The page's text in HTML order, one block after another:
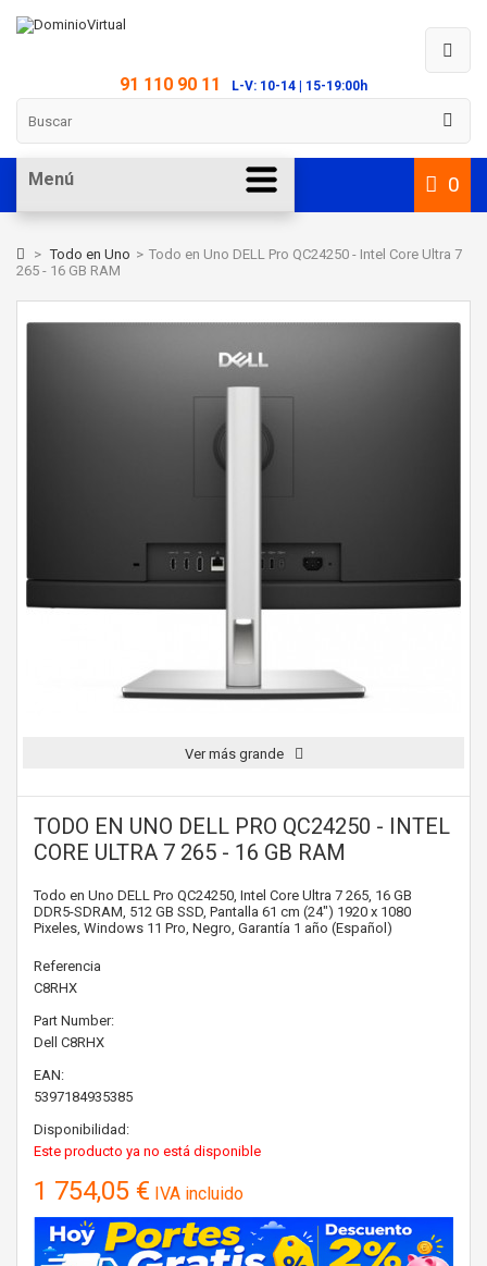
91 110 90 11 L-V: 10-14 | 15-19:00h
0
Menú
> Todo en Uno > Todo en Uno DELL Pro QC24250 - Intel Core Ultra 7
265 - 16 GB RAM
Ver más grande
TODO EN UNO DELL PRO QC24250 - INTEL
CORE ULTRA 7 265 - 16 GB RAM
Todo en Uno DELL Pro QC24250, Intel Core Ultra 7 265, 16 GB
DDR5-SDRAM, 512 GB SSD, Pantalla 61 cm (24") 1920 x 1080
Pixeles, Windows 11 Pro, Negro, Garantía 1 año (Español)
Referencia
C8RHX
Part Number:
Dell C8RHX
EAN:
5397184935385
Disponibilidad:
Este producto ya no está disponible
1 754,05 € IVA incluido